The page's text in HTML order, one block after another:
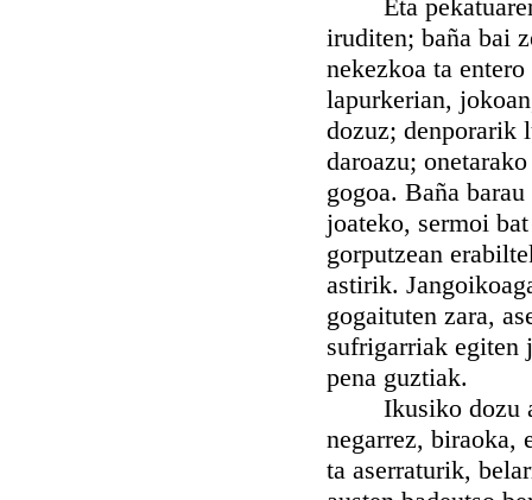
Eta pekatuaren
iruditen; baña bai
nekezkoa ta
lapurkerian,
dozuz; denporarik
daroazu;
gogoa. Baña
joateko, sermoi
gorputzean
astirik.
gogaituten zara,
sufrigarriak egiten
pena guztiak.
Ikusiko dozu
negarrez, biraoka,
ta aserraturik,